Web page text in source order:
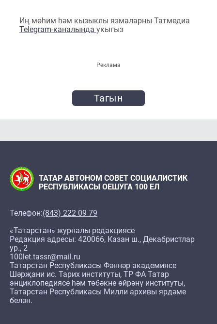
Иң мөһим һәм кызыклы язмаларны Татмедиа
Telegram-каналында укыгыз
Реклама
Тагын
ТАТАР АВТОНОМ СОВЕТ СОЦИАЛИСТИК
РЕСПУБЛИКАСЫ ОЕШУГА 100 ЕЛ
Телефон:(843) 222 09 79
«Татарстан» журналы редакциясе
Редакция адресы: 420066, Казан ш., Декабристлар
ур., 2
100let.tassr@mail.ru
Татарстан Республикасы Фәннәр академиясе
Шәрҗани ис. Тарих институты, ТР ФА Татар
энциклопедиясе һәм төбәкне өйрәнү институты,
Татарстан Республикасы Милли архивы ярдәме
белән.